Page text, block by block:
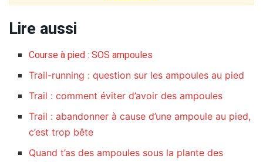
Lire aussi
Course à pied : SOS ampoules
Trail-running : question sur les ampoules au pied
Trail : comment éviter d’avoir des ampoules
Trail : abandonner à cause d’une ampoule au pied,
c’est trop bête
Quand t’as des ampoules sous la plante des